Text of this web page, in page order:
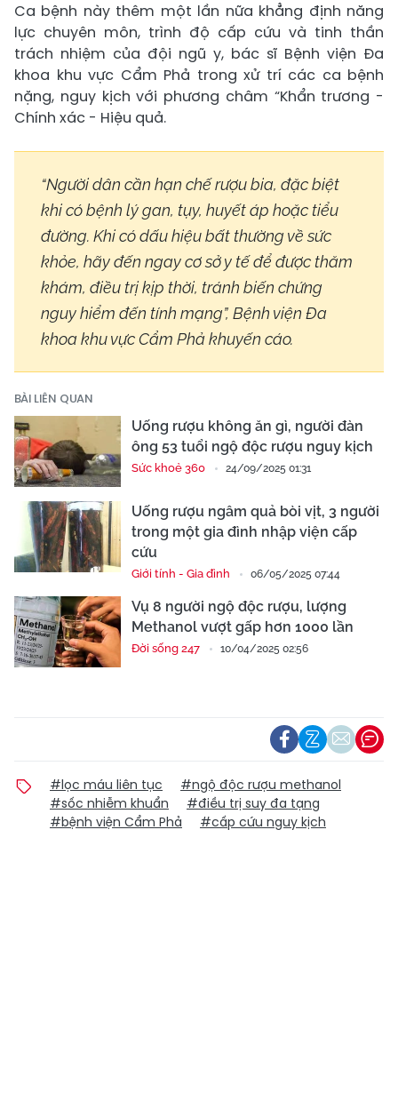
Ca bệnh này thêm một lần nữa khẳng định năng
lực chuyên môn, trình độ cấp cứu và tinh thần
trách nhiệm của đội ngũ y, bác sĩ Bệnh viện Đa
khoa khu vực Cẩm Phả trong xử trí các ca bệnh
nặng, nguy kịch với phương châm “Khẩn trương -
Chính xác - Hiệu quả.
“Người dân cần hạn chế rượu bia, đặc biệt
khi có bệnh lý gan, tụy, huyết áp hoặc tiểu
đường. Khi có dấu hiệu bất thường về sức
khỏe, hãy đến ngay cơ sở y tế để được thăm
khám, điều trị kịp thời, tránh biến chứng
nguy hiểm đến tính mạng”, Bệnh viện Đa
khoa khu vực Cẩm Phả khuyến cáo.
BÀI LIÊN QUAN
Uống rượu không ăn gì, người đàn
ông 53 tuổi ngộ độc rượu nguy kịch
Sức khoẻ 360 24/09/2025 01:31
Uống rượu ngâm quả bòi vịt, 3 người
trong một gia đình nhập viện cấp
cứu
Giới tính - Gia đình 06/05/2025 07:44
Vụ 8 người ngộ độc rượu, lượng
Methanol vượt gấp hơn 1000 lần
Đời sống 247 10/04/2025 02:56
#lọc máu liên tục
#ngộ độc rượu methanol
#sốc nhiễm khuẩn
#điều trị suy đa tạng
#bệnh viện Cẩm Phả
#cấp cứu nguy kịch